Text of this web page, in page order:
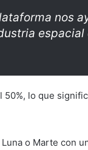
nos
espacial
lo que
o Marte con